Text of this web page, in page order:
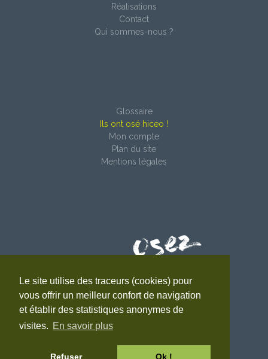
Le site utilise des traceurs (cookies) pour
vous offrir un meilleur confort de navigation
et établir des statistiques anonymes de
visites. En savoir plus
Refuser Ok !
Réalisations
Contact
Qui sommes-nous ?
Glossaire
Ils ont osé hiceo !
Mon compte
Plan du site
Mentions légales
4 impasse du Faubourg
38690 Le Grand-Lemps